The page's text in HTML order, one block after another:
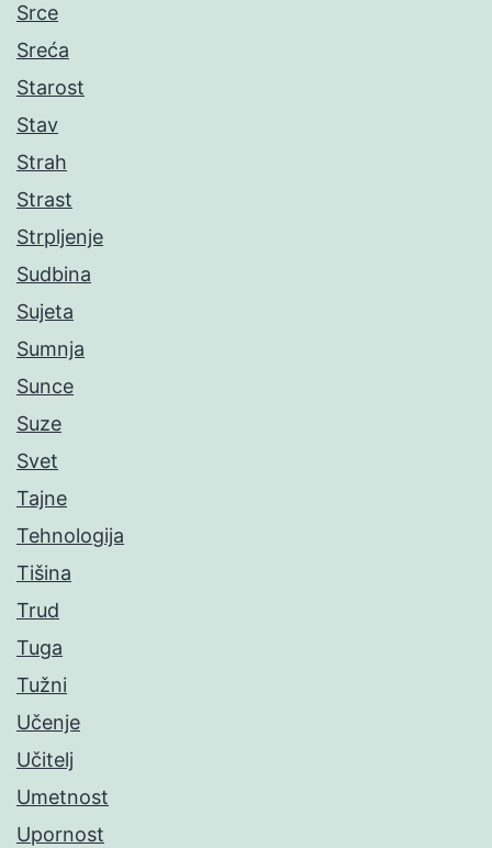
Srce
Sreća
Starost
Stav
Strah
Strast
Strpljenje
Sudbina
Sujeta
Sumnja
Sunce
Suze
Svet
Tajne
Tehnologija
Tišina
Trud
Tuga
Tužni
Učenje
Učitelj
Umetnost
Upornost